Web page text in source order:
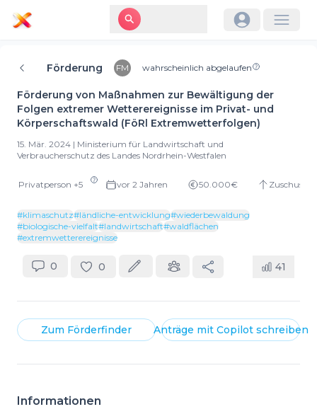
Förderung FM wahrscheinlich abgelaufen
Förderung von Maßnahmen zur Bewältigung der
Folgen extremer Wetterereignisse im Privat- und
Körperschaftswald (FöRl Extremwetterfolgen)
15. Mär. 2024 | Ministerium für Landwirtschaft und
Verbraucherschutz des Landes Nordrhein-Westfalen
Privatperson +5 vor 2 Jahren 50.000€ Zuschuss
#klimaschutz#ländliche-entwicklung#wiederbewaldung
#biologische-vielfalt#landwirtschaft#waldflächen
#extremwetterereignisse
0 0 41
Zum Förderfinder Anträge mit Copilotschreiben
Informationen